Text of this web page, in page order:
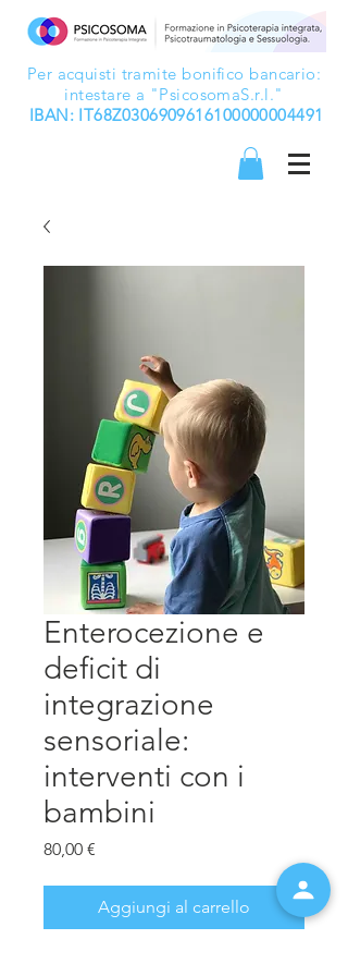
Per acquisti tramite bonifico bancario:
intestare a "PsicosomaS.r.l."
IBAN: IT68Z0306909616100000004491
Enterocezione e
deficit di
integrazione
sensoriale:
interventi con i
bambini
80,00 €
Aggiungi al carrello